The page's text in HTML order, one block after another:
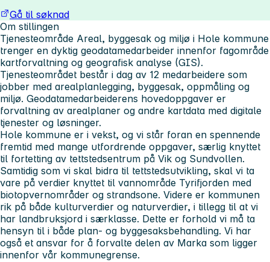
Gå til søknad
Om stillingen
Tjenesteområde Areal, byggesak og miljø i Hole kommune
trenger en dyktig geodatamedarbeider innenfor fagområde
kartforvaltning og geografisk analyse (GIS).
Tjenesteområdet består i dag av 12 medarbeidere som
jobber med arealplanlegging, byggesak, oppmåling og
miljø. Geodatamedarbeiderens hovedoppgaver er
forvaltning av arealplaner og andre kartdata med digitale
tjenester og løsninger.
Hole kommune er i vekst, og vi står foran en spennende
fremtid med mange utfordrende oppgaver, særlig knyttet
til fortetting av tettstedsentrum på Vik og Sundvollen.
Samtidig som vi skal bidra til tettstedsutvikling, skal vi ta
vare på verdier knyttet til vannområde Tyrifjorden med
biotopvernområder og strandsone. Videre er kommunen
rik på både kulturverdier og naturverdier, i tillegg til at vi
har landbruksjord i særklasse. Dette er forhold vi må ta
hensyn til i både plan- og byggesaksbehandling. Vi har
også et ansvar for å forvalte delen av Marka som ligger
innenfor vår kommunegrense.